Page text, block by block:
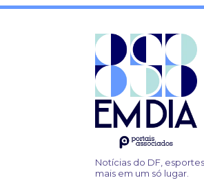
Notícias do DF,
mais em um só lugar.